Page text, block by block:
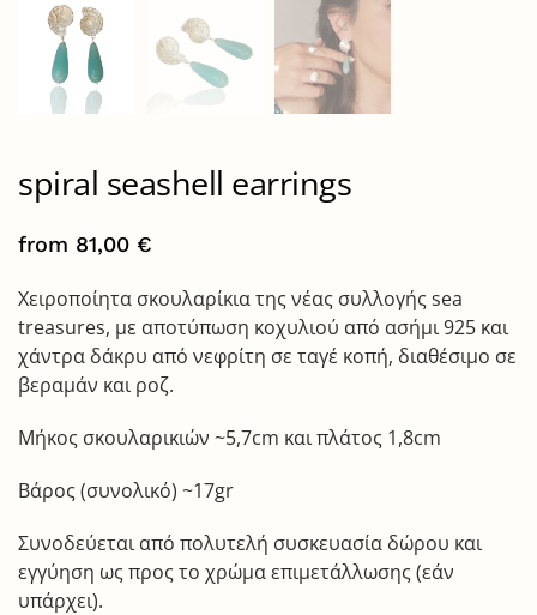
spiral seashell earrings
from 81,00 €
Χειροποίητα σκουλαρίκια της νέας συλλογής sea
treasures, με αποτύπωση κοχυλιού από ασήμι 925 και
χάντρα δάκρυ από νεφρίτη σε ταγέ κοπή, διαθέσιμο σε
βεραμάν και ροζ.
Μήκος σκουλαρικιών ~5,7cm και πλάτος 1,8cm
Βάρος (συνολικό) ~17gr
Συνοδεύεται από πολυτελή συσκευασία δώρου και
εγγύηση ως προς το χρώμα επιμετάλλωσης (εάν
υπάρχει).